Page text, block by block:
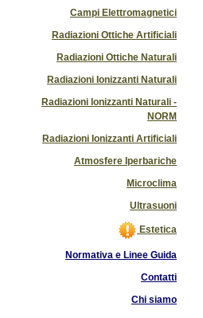
Campi Elettromagnetici
Radiazioni Ottiche Artificiali
Radiazioni Ottiche Naturali
Radiazioni Ionizzanti Naturali
Radiazioni Ionizzanti Naturali -
NORM
Radiazioni Ionizzanti Artificiali
Atmosfere Iperbariche
Microclima
Ultrasuoni
Estetica
Normativa e Linee Guida
Contatti
Chi siamo